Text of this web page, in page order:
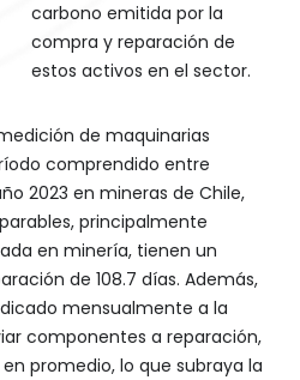
carbono emitida por la
compra y reparación de
estos activos en el sector.
de maquinarias
comprendido entre
2023 en mineras de Chile,
principalmente
en minería, tienen un
de 108.7 días. Además,
mensualmente a la
componentes a reparación,
en promedio, lo que subraya la